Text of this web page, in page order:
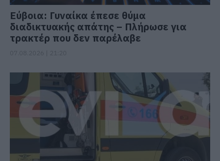
Εύβοια: Γυναίκα έπεσε θύμα
διαδικτυακής απάτης – Πλήρωσε για
τρακτέρ που δεν παρέλαβε